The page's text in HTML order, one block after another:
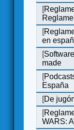
[
[
en
[
made
[
España
[De
[
WARS: